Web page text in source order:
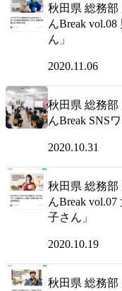
秋田県 総務部
んBreak
ん」
2020.11.06
秋田県 総務部
んBreak SNS
2020.10.31
秋田県 総務部
んBreak
子さん」
2020.10.19
秋田県 総務部